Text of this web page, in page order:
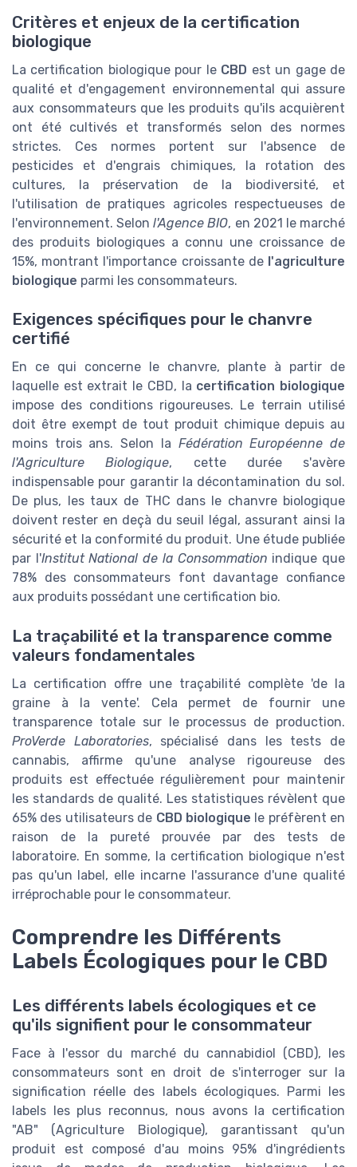
Critères et enjeux de la certification
biologique
La certification biologique pour le CBD est un gage de
qualité et d'engagement environnemental qui assure
aux consommateurs que les produits qu'ils acquièrent
ont été cultivés et transformés selon des normes
strictes. Ces normes portent sur l'absence de
pesticides et d'engrais chimiques, la rotation des
cultures, la préservation de la biodiversité, et
l'utilisation de pratiques agricoles respectueuses de
l'environnement. Selonl'Agence BIO, en 2021 le marché
des produits biologiques a connu une croissance de
15%, montrant l'importance croissante de l'agriculture
biologique parmi les consommateurs.
Exigences spécifiques pour le chanvre
certifié
En ce qui concerne le chanvre, plante à partir de
laquelle est extrait le CBD, la certification biologique
impose des conditions rigoureuses. Le terrain utilisé
doit être exempt de tout produit chimique depuis au
moins trois ans. Selon la Fédération Européenne de
l'Agriculture Biologique, cette durée s'avère
indispensable pour garantir la décontamination du sol.
De plus, les taux de THC dans le chanvre biologique
doivent rester en deçà du seuil légal, assurant ainsi la
sécurité et la conformité du produit. Une étude publiée
par l'Institut National de la Consommation indique que
78% des consommateurs font davantage confiance
aux produits possédant une certification bio.
La traçabilité et la transparence comme
valeurs fondamentales
La certification offre une traçabilité complète 'de la
graine à la vente'. Cela permet de fournir une
transparence totale sur le processus de production.
ProVerde Laboratories, spécialisé dans les tests de
cannabis, affirme qu'une analyse rigoureuse des
produits est effectuée régulièrement pour maintenir
les standards de qualité. Les statistiques révèlent que
65% des utilisateurs de CBD biologique le préfèrent en
raison de la pureté prouvée par des tests de
laboratoire. En somme, la certification biologique n'est
pas qu'un label, elle incarne l'assurance d'une qualité
irréprochable pour le consommateur.
Comprendre les Différents
Labels Écologiques pour le CBD
Les différents labels écologiques et ce
qu'ils signifient pour le consommateur
Face à l'essor du marché du cannabidiol (CBD), les
consommateurs sont en droit de s'interroger sur la
signification réelle des labels écologiques. Parmi les
labels les plus reconnus, nous avons la certification
"AB" (Agriculture Biologique), garantissant qu'un
produit est composé d'au moins 95% d'ingrédients